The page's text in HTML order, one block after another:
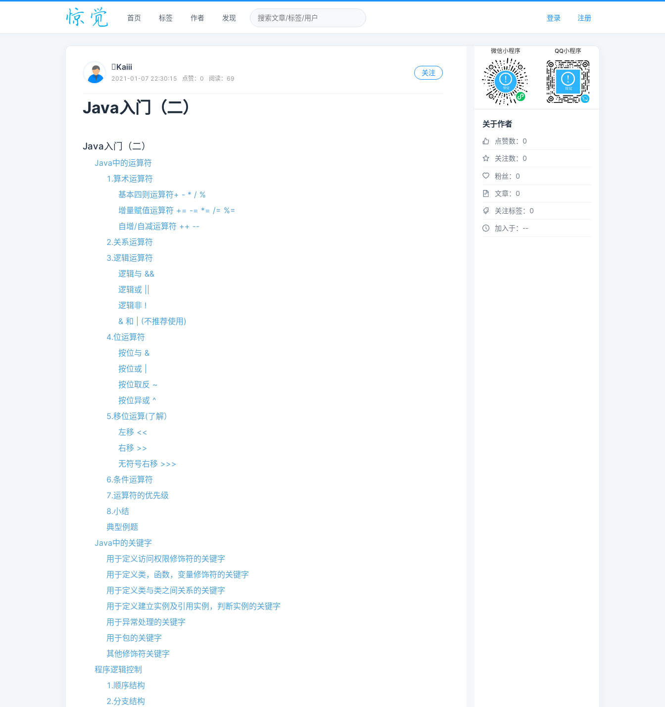
首页 标签 作者 发现 登录 注册
Kaiii
2021-01-07 22:30:15 点赞： 0 阅读： 69
关注
Java入门（二）
Java入门（二）
Java中的运算符
1.算术运算符
基本四则运算符+ - * / %
增量赋值运算符 += -= *= /= %=
自增/自减运算符 ++ --
2.关系运算符
3.逻辑运算符
逻辑与 &&
逻辑或 ||
逻辑非 !
& 和 | (不推荐使用)
4.位运算符
按位与 &
按位或 |
按位取反 ~
按位异或 ^
5.移位运算(了解）
左移 <<
右移 >>
无符号右移 >>>
6.条件运算符
7.运算符的优先级
8.小结
典型例题
Java中的关键字
用于定义访问权限修饰符的关键字
用于定义类，函数，变量修饰符的关键字
用于定义类与类之间关系的关键字
用于定义建立实例及引用实例，判断实例的关键字
用于异常处理的关键字
用于包的关键字
其他修饰符关键字
程序逻辑控制
1.顺序结构
2.分支结构
微信小程序 QQ小程序
关于作者
点赞数： 0
关注数： 0
粉丝： 0
文章： 0
关注标签： 0
加入于： --